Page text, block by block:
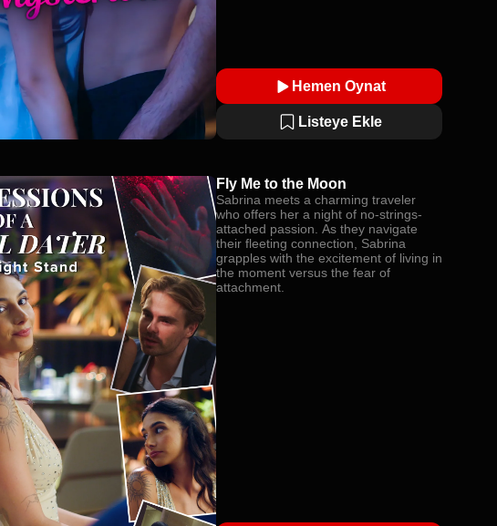
Hemen Oynat
Listeye Ekle
Fly Me to the Moon
Sabrina meets a charming traveler
who offers her a night of no-strings-
attached passion. As they navigate
their fleeting connection, Sabrina
grapples with the excitement of living in
the moment versus the fear of
attachment.